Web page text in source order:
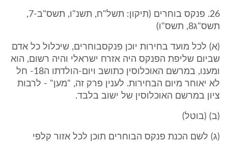
26. פנקס בוחרים (תיקון: תשל"ח, תשנ"ו, תשס"ב-7,
תשס"ג8, תשס"ו)
(א) לכל מועד בחירות יוכן פנקסבוחרים, שיכלול כל אדם
שביום שליפת הפנקס היה אזרח ישראלי והיה רשום, הוא
ומענו, במרשם האוכלוסין כתושב ויום-הולדתו ה18- חל
לא יאוחר מיום הבחירות. לענין פרק זה, "מען" - לרבות
ציון במרשם האוכלוסין של ישוב בלבד.
(ב) (בוטל)
(ג) לשם הכנת פנקס הבוחרים תוכן לכל אזור קלפי